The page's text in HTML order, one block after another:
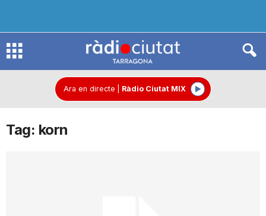
R
d
Ara en directe Ràdio Ciutat MIX
Tag: korn